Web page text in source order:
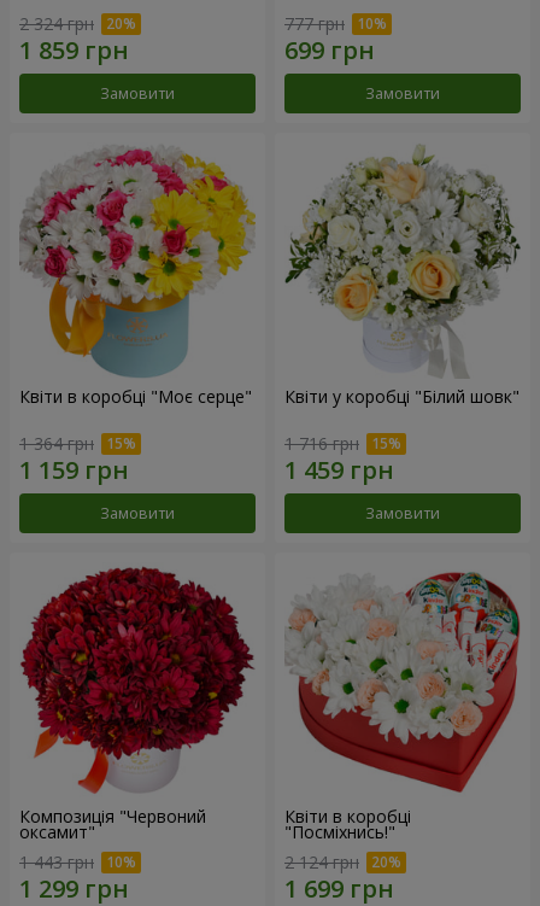
2 324 грн
Замовити
777 грн
Замовити
Квіти в коробці "Моє серце"
1 364 грн
Замовити
Квіти у коробці "Білий шовк"
1 716 грн
Замовити
Композиція "Червоний
оксамит"
1 443 грн
Квіти в коробці
"Посміхнись!"
2 124 грн